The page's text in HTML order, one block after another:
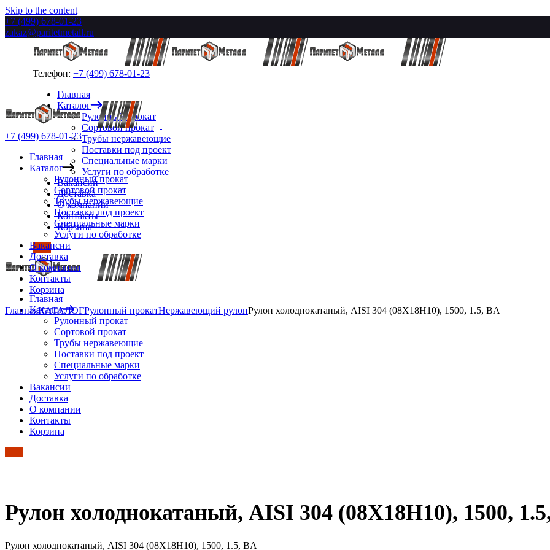
Skip to the content
+7 (499) 678-01-23
zakaz@paritetmetall.ru
Телефон: +7 (499) 678-01-23
Главная
Каталог
Рулонный прокат
Сортовой прокат
Трубы нержавеющие
Поставки под проект
Специальные марки
Услуги по обработке
Вакансии
Доставка
О компании
Контакты
Корзина
Главная
Каталог
Рулонный прокат
Сортовой прокат
Трубы нержавеющие
Поставки под проект
Специальные марки
Услуги по обработке
Вакансии
Доставка
О компании
Контакты
Корзина
+7 (499) 678-01-23
Главная
Каталог
Рулонный прокат
Сортовой прокат
Трубы нержавеющие
Поставки под проект
Специальные марки
Услуги по обработке
Вакансии
Доставка
О компании
Контакты
Корзина
ГлавнаяКАТАЛОГРулонный прокатНержавеющий рулонРулон холоднокатаный, AISI 304 (08Х18Н10), 1500, 1.5, BA
Рулон холоднокатаный, AISI 304 (08Х18Н10), 1500,
Рулон холоднокатаный, AISI 304 (08Х18Н10), 1500, 1.5, BA